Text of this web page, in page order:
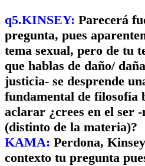
q5.KINSEY: Parecerá
pregunta, pues
tema sexual, pero de tu
que hablas de daño/
justicia- se desprende
fundamental de filosofía
aclarar ¿crees en el ser
(distinto de la materia)?
KAMA: Perdona,
contexto tu pregunta